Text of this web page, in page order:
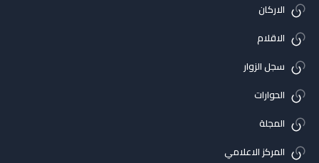
الاركان
الاقلام
سجل الزوار
الحوارات
المجلة
المركز الاعلامي